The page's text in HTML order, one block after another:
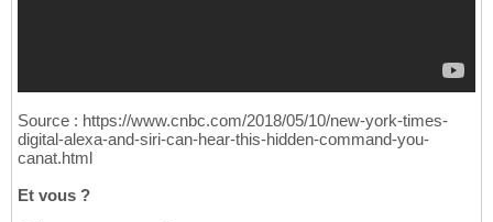
Source : https://www.cnbc.com/2018/05/10/new-york-times-
digital-alexa-and-siri-can-hear-this-hidden-command-you-
canat.html
Et vous ?